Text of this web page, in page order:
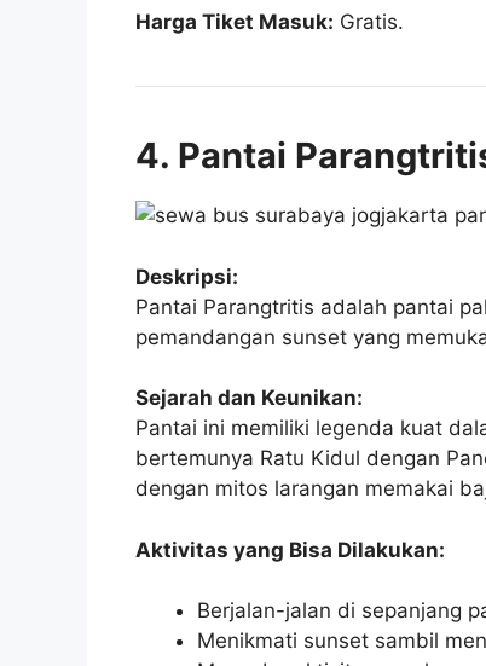
Harga Tiket Masuk: Gratis.
4. Pantai
Deskripsi:
Pantai Parangtritis adalah pantai
pemandangan sunset yang
Sejarah dan Keunikan:
Pantai ini memiliki legenda kuat
bertemunya Ratu Kidul dengan
dengan mitos larangan memakai
Aktivitas yang Bisa Dilakukan:
Berjalan-jalan di sepanjang
Menikmati sunset sambil